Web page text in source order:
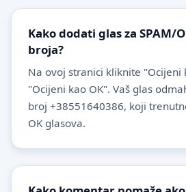
Kako dodati glas za SPAM/
broja?
Na ovoj stranici kliknite "Ocijeni
"Ocijeni kao OK". Vaš glas
broj +38551640386, koji
OK glasova.